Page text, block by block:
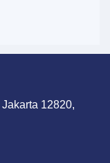
12820,